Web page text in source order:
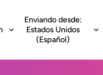
Enviando desde:
Estados Unidos
(Español)